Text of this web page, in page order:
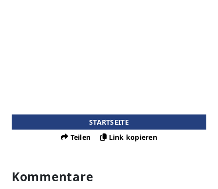
STARTSEITE
Teilen
Link kopieren
Kommentare